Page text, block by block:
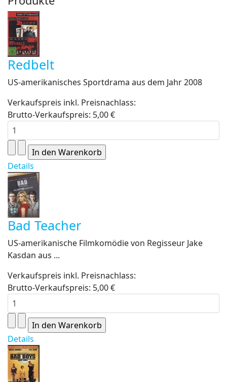
Redbelt
US-amerikanisches Sportdrama aus dem Jahr 2008
Verkaufspreis inkl. Preisnachlass:
Brutto-Verkaufspreis: 5,00 €
Details
Bad Teacher
US-amerikanische Filmkomödie von Regisseur Jake
Kasdan aus ...
Verkaufspreis inkl. Preisnachlass:
Brutto-Verkaufspreis: 5,00 €
Details